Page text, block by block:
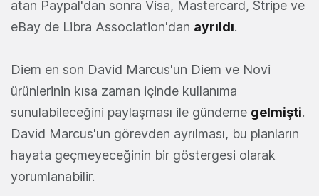
atan Paypal'dan sonra Visa, Mastercard, Stripe ve
eBay de Libra Association'dan ayrıldı.
Diem en son David Marcus'un Diem ve Novi
ürünlerinin kısa zaman içinde kullanıma
sunulabileceğini paylaşması ile gündeme gelmişti.
David Marcus'un görevden ayrılması, bu planların
hayata geçmeyeceğinin bir göstergesi olarak
yorumlanabilir.